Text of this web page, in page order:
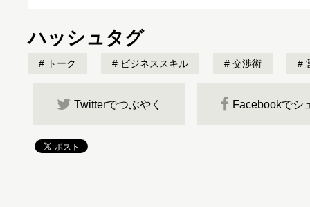
ハッシュタグ
トーク ビジネススキル 交渉術
Twitterでつぶやく Facebookでシ